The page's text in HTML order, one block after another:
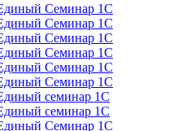
Семинар 1С
Семинар 1С
Семинар 1С
Семинар 1С
Семинар 1С
Семинар 1С
семинар 1С
семинар 1С
Семинар 1С